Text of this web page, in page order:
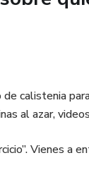
calistenia
al azar,
Vienes a